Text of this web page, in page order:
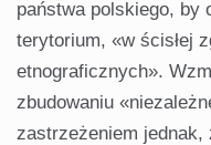
państwa polskiego, by
terytorium, «w ścisłej
etnograficznych».
zbudowaniu
zastrzeżeniem